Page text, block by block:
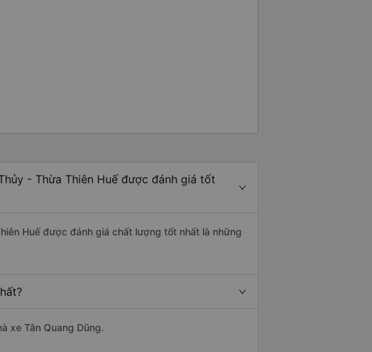
- Thừa Thiên Huế được đánh giá tốt
Huế được đánh giá chất lượng tốt nhất là những
xe Tân Quang Dũng.